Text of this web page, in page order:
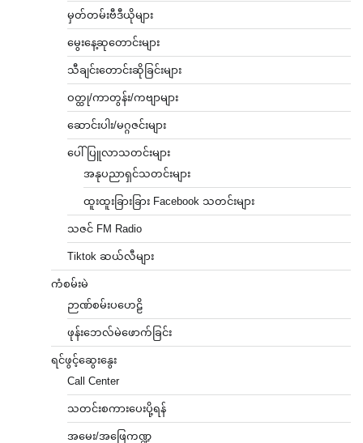
မှတ်တမ်းဗီဒီယိုများ
မွေးနေ့ဆုတောင်းများ
သီချင်းတောင်းဆိုခြင်းများ
ဝတ္ထု/ကာတွန်း/ကဗျာများ
ဆောင်းပါး/မဂ္ဂဇင်းများ
ပေါ်ပြူလာသတင်းများ
အနုပညာရှင်သတင်းများ
ထူးထူးခြားခြား Facebook သတင်းများ
သဇင် FM Radio
Tiktok ဆယ်လီများ
ကံစမ်းမဲ
ဉာဏ်စမ်းပဟေဠိ
ဖုန်းဘေလ်မဲဖောက်ခြင်း
ရင်ဖွင့်ဆွေးနွေး
Call Center
သတင်းစကားပေးပို့ရန်
အမေး/အဖြေကဏ္ဍ